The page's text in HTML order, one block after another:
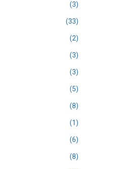
(3)
(33)
(2)
(3)
(3)
(5)
(8)
(1)
(6)
(8)